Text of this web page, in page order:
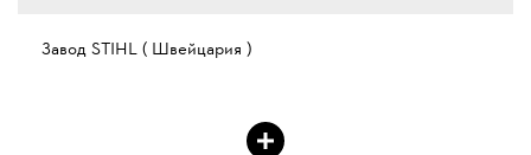
Завод STIHL ( Швейцария )